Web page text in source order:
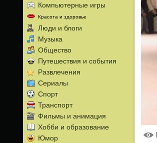
Компьютерные игры
Красота и здоровье
Люди и блоги
Музыка
Общество
Путешествия и события
Развлечения
Сериалы
Спорт
Транспорт
Фильмы и анимация
Хобби и образование
Юмор